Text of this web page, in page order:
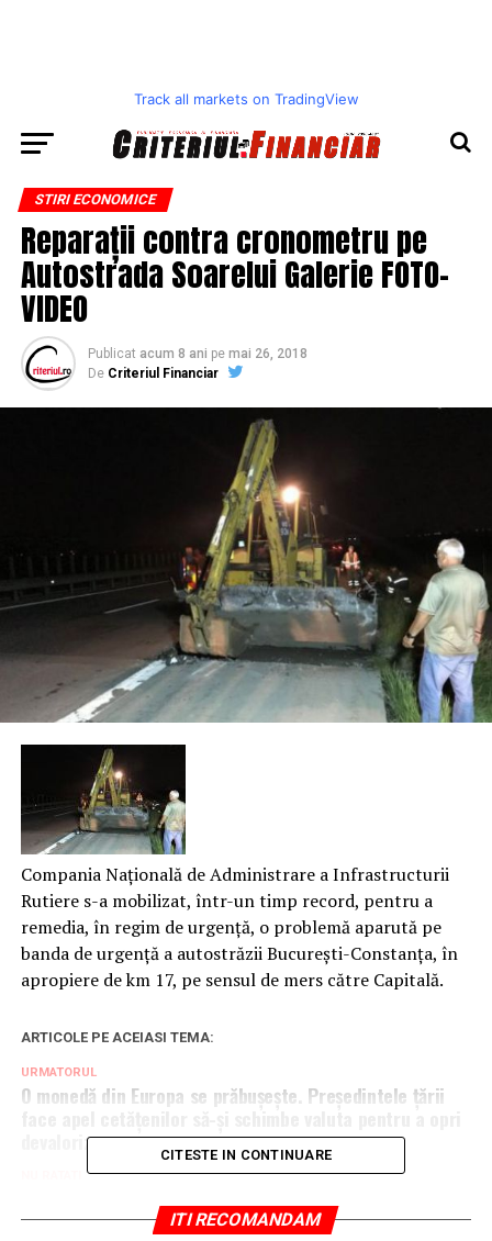
Track all markets on TradingView
STIRI ECONOMICE
Reparații contra cronometru pe
Autostrada Soarelui Galerie FOTO-
VIDEO
Publicat acum 8 ani pe mai 26, 2018
De Criteriul Financiar
Compania Națională de Administrare a Infrastructurii
Rutiere s-a mobilizat, într-un timp record, pentru a
remedia, în regim de urgență, o problemă aparută pe
banda de urgență a autostrăzii București-Constanța, în
apropiere de km 17, pe sensul de mers către Capitală.
ARTICOLE PE ACEIASI TEMA:
URMATORUL
O monedă din Europa se prăbușește. Președintele țării
devalorizarea
Inteligenţa artificială, o metodă de luptă împotriva
modificărilor climatice
CITESTE IN CONTINUARE
ITI RECOMANDAM